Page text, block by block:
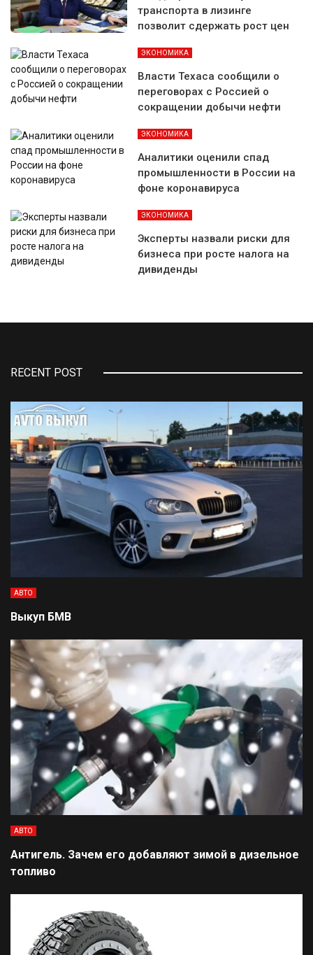
транспорта в лизинге
позволит сдержать рост цен
ЭКОНОМИКА
Власти Техаса сообщили о
переговорах с Россией о
сокращении добычи нефти
ЭКОНОМИКА
Аналитики оценили спад
промышленности в России на
фоне коронавируса
ЭКОНОМИКА
Эксперты назвали риски для
бизнеса при росте налога на
дивиденды
RECENT POST
АВТО
Выкуп БМВ
АВТО
Антигель. Зачем его добавляют зимой в дизельное
топливо